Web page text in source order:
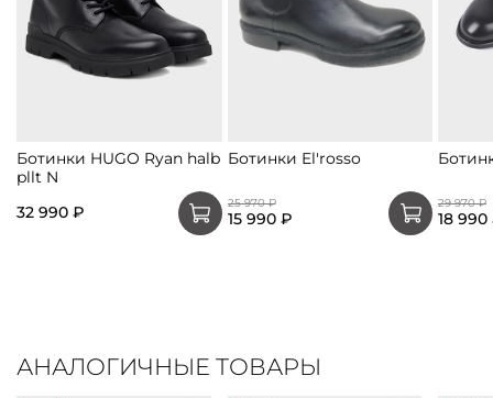
Ботинки HUGO Ryan halb
pllt N
32 990 ₽
Ботинки El'rosso
25 970 ₽
15 990 ₽
29 970 ₽
18
АНАЛОГИЧНЫЕ ТОВАРЫ